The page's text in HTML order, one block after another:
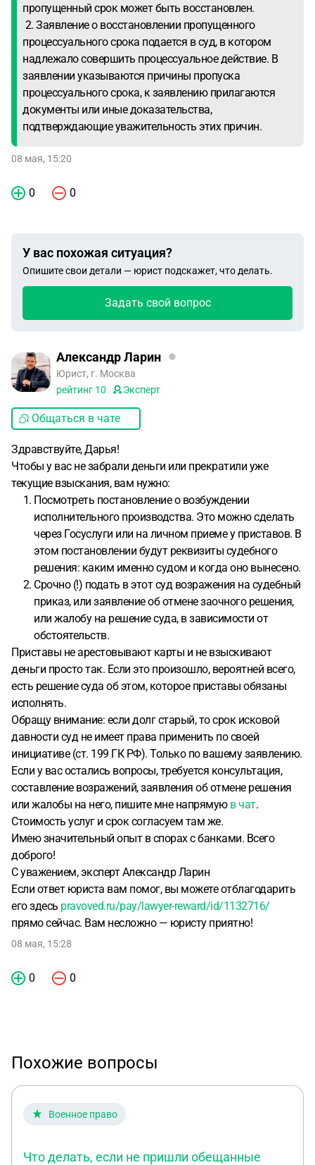
пропущенный срок может быть восстановлен.
2. Заявление о восстановлении пропущенного
процессуального срока подается в суд, в котором
надлежало совершить процессуальное действие. В
заявлении указываются причины пропуска
процессуального срока, к заявлению прилагаются
документы или иные доказательства,
подтверждающие уважительность этих причин.
08 мая, 15:20
0 0
У вас похожая ситуация?
Опишите свои детали — юрист подскажет, что делать.
Задать свой вопрос
Александр Ларин
Юрист, г. Москва
рейтинг 10 Эксперт
Общаться в чате
Здравствуйте, Дарья!
Чтобы у вас не забрали деньги или прекратили уже
текущие взыскания, вам нужно:
Посмотреть постановление о возбуждении
исполнительного производства. Это можно сделать
через Госуслуги или на личном приеме у приставов. В
этом постановлении будут реквизиты судебного
решения: каким именно судом и когда оно вынесено.
Срочно (!) подать в этот суд возражения на судебный
приказ, или заявление об отмене заочного решения,
или жалобу на решение суда, в зависимости от
обстоятельств.
Приставы не арестовывают карты и не взыскивают
деньги просто так. Если это произошло, вероятней всего,
есть решение суда об этом, которое приставы обязаны
исполнять.
Обращу внимание: если долг старый, то срок исковой
давности суд не имеет права применить по своей
инициативе (ст. 199 ГК РФ). Только по вашему заявлению.
Если у вас остались вопросы, требуется консультация,
составление возражений, заявления об отмене решения
или жалобы на него, пишите мне напрямую в чат.
Стоимость услуг и срок согласуем там же.
Имею значительный опыт в спорах с банками. Всего
доброго!
С уважением, эксперт Александр Ларин
Если ответ юриста вам помог, вы можете отблагодарить
его здесь pravoved.ru/pay/lawyer-reward/id/1132716/
прямо сейчас. Вам несложно — юристу приятно!
08 мая, 15:28
0 0
Похожие вопросы
Военное право
Что делать, если не пришли обещанные